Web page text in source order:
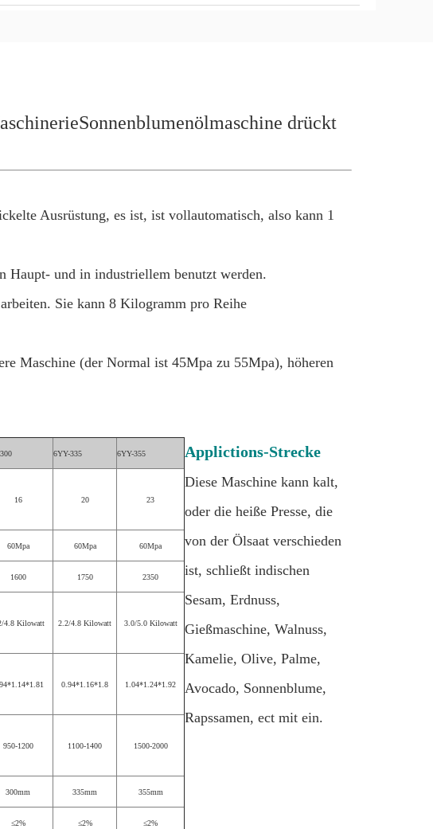
drückt
Ausrüstung, es ist, ist vollautomatisch, also kann 1
Haupt- und in industriellem benutzt werden.
Sie kann 8 Kilogramm pro Reihe
Maschine (der Normal ist 45Mpa zu 55Mpa), höheren
6YY-335 6YY-355
16 20 23
60Mpa 60Mpa 60Mpa
1600 1750 2350
4.8 Kilowatt 2.2/4.8 Kilowatt 3.0/5.0 Kilowatt
0.94*1.16*1.8 1.04*1.24*1.92
950-1200 1100-1400 1500-2000
300mm 335mm 355mm
≤2% ≤2% ≤2%
Applictions-Strecke
Diese Maschine kann kalt,
oder die heiße Presse, die
von der Ölsaat verschieden
ist, schließt indischen
Sesam, Erdnuss,
Gießmaschine, Walnuss,
Kamelie, Olive, Palme,
Avocado, Sonnenblume,
Rapssamen, ect mit ein.